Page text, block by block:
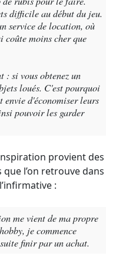
difficile au début du jeu.
service de location, où
coûte moins cher que
: si vous obtenez un
loués. C'est pourquoi
envie d'économiser leurs
pouvoir les garder
provient des
l’on retrouve dans
:
me vient de ma propre
je commence
finir par un achat.